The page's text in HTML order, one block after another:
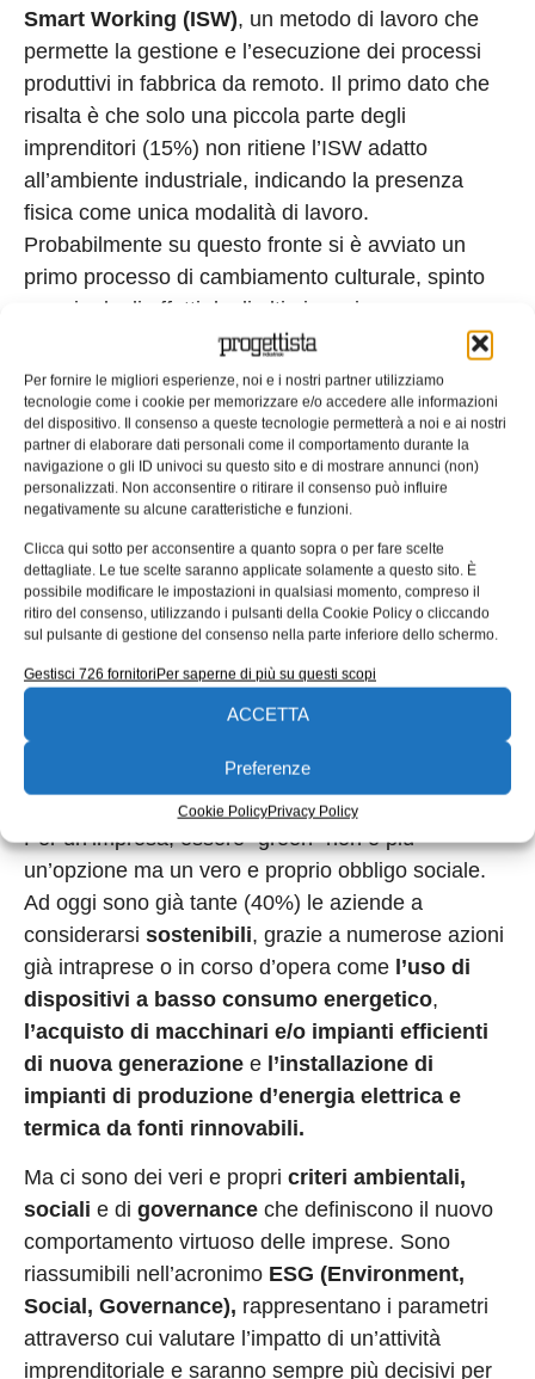
Per fornire le migliori esperienze, noi e i nostri partner utilizziamo
tecnologie come i cookie per memorizzare e/o accedere alle informazioni
del dispositivo. Il consenso a queste tecnologie permetterà a noi e ai nostri
partner di elaborare dati personali come il comportamento durante la
navigazione o gli ID univoci su questo sito e di mostrare annunci (non)
personalizzati. Non acconsentire o ritirare il consenso può influire
negativamente su alcune caratteristiche e funzioni.
Clicca qui sotto per acconsentire a quanto sopra o per fare scelte
dettagliate. Le tue scelte saranno applicate solamente a questo sito. È
possibile modificare le impostazioni in qualsiasi momento, compreso il
ritiro del consenso, utilizzando i pulsanti della Cookie Policy o cliccando
sul pulsante di gestione del consenso nella parte inferiore dello schermo.
Gestisci 726 fornitoriPer saperne di più su questi scopi
ACCETTA
Preferenze
Cookie PolicyPrivacy Policy
Smart Working (ISW), un metodo di lavoro che
permette la gestione e l’esecuzione dei processi
produttivi in fabbrica da remoto. Il primo dato che
risalta è che solo una piccola parte degli
imprenditori (15%) non ritiene l’ISW adatto
all’ambiente industriale, indicando la presenza
fisica come unica modalità di lavoro.
Probabilmente su questo fronte si è avviato un
primo processo di cambiamento culturale, spinto
proprio dagli effetti degli ultimi mesi.
La maggior parte (oltre un terzo), infatti, ritiene
l’ISW utilema solo come supporto e
integrazione alla presenza fisica in fabbrica .
Per tanti, invece, èinteressante, ma è
necessaria prima una grande riorganizzazione
delle risorse e dei processi/strumenti
industriali.
Tra i vantaggi percepiti, la maggiore flessibilità per i
dipendenti (41%) e la riduzione dei costi (29%).
Osservatorio MECSPE:
diventare sempre più
green
Per un’impresa, essere “green” non è più
un’opzione ma un vero e proprio obbligo sociale.
Ad oggi sono già tante (40%) le aziende a
considerarsi sostenibili, grazie a numerose azioni
già intraprese o in corso d’opera come l’uso di
dispositivi a basso consumo energetico,
l’acquisto di macchinari e/o impianti efficienti
di nuova generazione e l’installazione di
impianti di produzione d’energia elettrica e
termica da fonti rinnovabili.
Ma ci sono dei veri e propri criteri ambientali,
sociali e di governance che definiscono il nuovo
comportamento virtuoso delle imprese. Sono
riassumibili nell’acronimo ESG (Environment,
Social, Governance), rappresentano i parametri
attraverso cui valutare l’impatto di un’attività
imprenditoriale e saranno sempre più decisivi per